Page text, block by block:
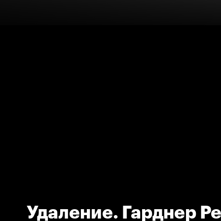
Удаление. Гарднер